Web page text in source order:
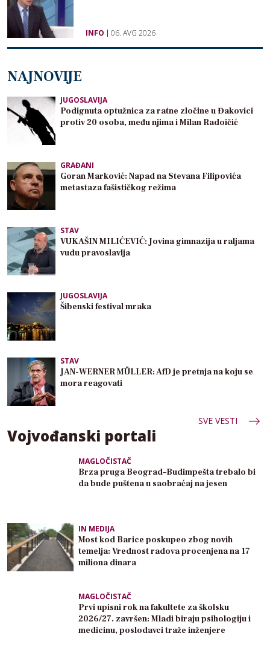
INFO 06. AVG 2026
NAJNOVIJE
JUGOSLAVIJA
Podignuta optužnica za ratne zločine u Đakovici
protiv 20 osoba, među njima i Milan Radoičić
GRAĐANI
Goran Marković: Napad na Stevana Filipovića
metastaza fašističkog režima
STAV
VUKAŠIN MILIĆEVIĆ: Jovina gimnazija u raljama
vudu pravoslavlja
JUGOSLAVIJA
Šibenski festival mraka
STAV
JAN-WERNER MÜLLER: AfD je pretnja na koju se
mora reagovati
SVE VESTI
Vojvođanski portali
MAGLOČISTAČ
Brza pruga Beograd–Budimpešta trebalo bi
da bude puštena u saobraćaj na jesen
IN MEDIJA
Most kod Barice poskupeo zbog novih
temelja: Vrednost radova procenjena na 17
miliona dinara
MAGLOČISTAČ
Prvi upisni rok na fakultete za školsku
2026/27. završen: Mladi biraju psihologiju i
medicinu, poslodavci traže inženjere